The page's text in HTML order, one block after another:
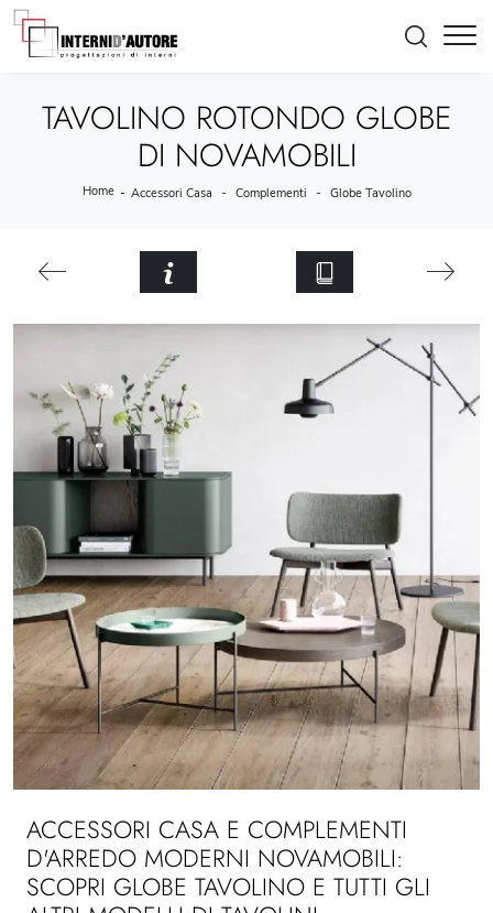
TAVOLINO ROTONDO GLOBE
DI NOVAMOBILI
Home - Accessori Casa - Complementi - Globe Tavolino
ACCESSORI CASA E COMPLEMENTI
D'ARREDO MODERNI NOVAMOBILI:
SCOPRI GLOBE TAVOLINO E TUTTI GLI